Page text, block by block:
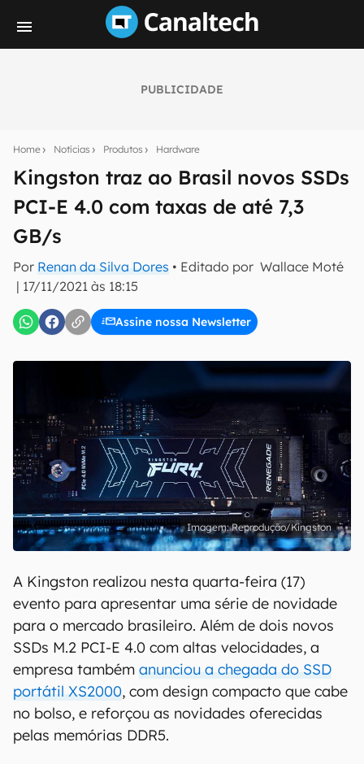
PUBLICIDADE
Home Notícias Produtos Hardware
Kingston traz ao Brasil novos SSDs
PCI-E 4.0 com taxas de até 7,3
GB/s
Por Renan da Silva Dores • Editado por Wallace Moté
| 17/11/2021 às 18:15
Assine nossa Newsletter
notícias e reviews sobre tecnologia em primeira
E-mail
inscreva-se
Confirmo que li, aceito e concordo com os Termos de
Uso e Política de Privacidade do Canaltech.
Reprodução/Kingston
A Kingston realizou nesta quarta-feira (17)
evento para apresentar uma série de novidade
para o mercado brasileiro. Além de dois novos
SSDs M.2 PCI-E 4.0 com altas velocidades, a
empresa também anunciou a chegada do SSD
portátil XS2000, com design compacto que cabe
no bolso, e reforçou as novidades oferecidas
pelas memórias DDR5.